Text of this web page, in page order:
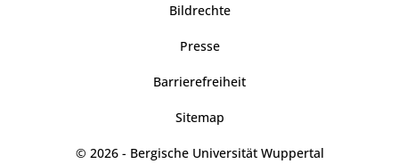
Bildrechte
Presse
Barrierefreiheit
Sitemap
© 2026 - Bergische Universität Wuppertal